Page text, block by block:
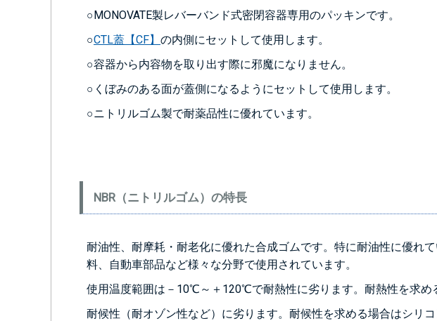
○MONOVATE製レバーバンド式密閉容器専用のパッキンです。
○CTL蓋【CF】 の内側にセットして使用します。
○容器から内容物を取り出す際に邪魔になりません。
○くぼみのある面が蓋側になるようにセットして使用します。
○ニトリルゴム製で耐薬品性に優れています。
NBR（ニトリルゴム）の特長
耐油性、耐摩耗・耐老化に優れた合成ゴムです。特に耐油性に優れ
料、自動車部品など様々な分野で使用されています。
使用温度範囲は－10℃～＋120℃で耐熱性に劣ります。耐熱性を求め
耐候性（耐オゾン性など）に劣ります。耐候性を求める場合はシリ